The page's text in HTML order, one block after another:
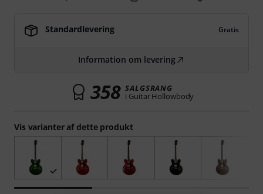
Vis varianter af dette produkt
Standardlevering Gratis
Information om levering
358 SALGSRANG
i Guitar Hollowbody